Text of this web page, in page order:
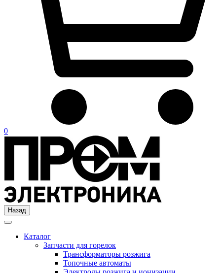
0
Назад
Каталог
Запчасти для горелок
Трансформаторы розжига
Топочные автоматы